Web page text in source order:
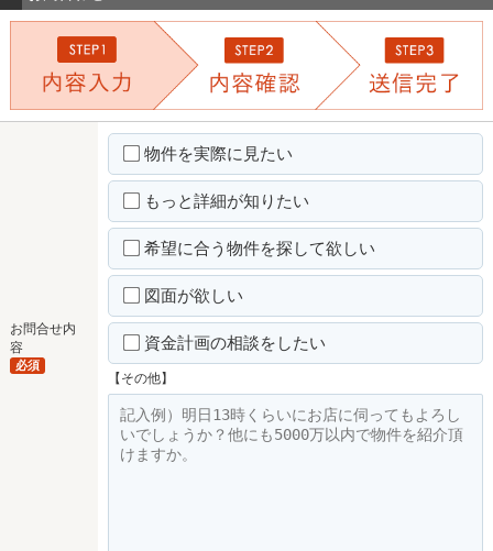
お問合せ内
容
必須
物件を実際に見たい
もっと詳細が知りたい
希望に合う物件を探して欲しい
図面が欲しい
資金計画の相談をしたい
【その他】